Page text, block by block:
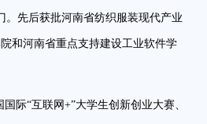
。先后获批河南省纺织服装现代产业
和河南省重点支持建设工业软件学
国际“互联网+”大学生创新创业大赛、